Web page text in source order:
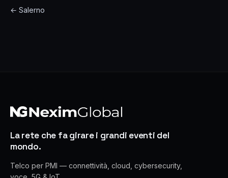
← Salerno
La rete che fa girare i grandi eventi del
mondo.
Telco per PMI — connettività, cloud, cybersecurity,